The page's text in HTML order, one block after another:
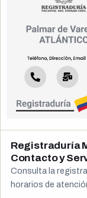
Registraduría
Contacto y
Consulta la
horarios de